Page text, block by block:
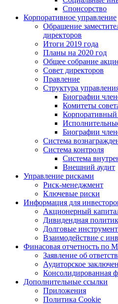
Спонсорство
Корпоративное управление
Обращение
директоров
Итоги 2019 года
Планы на 2020 год
Общее собрание
Совет директоров
Правление
Структура
Биографии
Комитеты
Корпоративный
Биографии
Система
Система контроля
Система
Внешний аудит
Управление рисками
Риск-менеджмент
Ключевые риски
Информация для
Акционерный
Дивидендная
Долговые
Взаимодействие с
Финасовая отчетность по
Заявление об
Аудиторское
Консолидированная
Дополнительные ссылки
Приложения
Политика Cookie